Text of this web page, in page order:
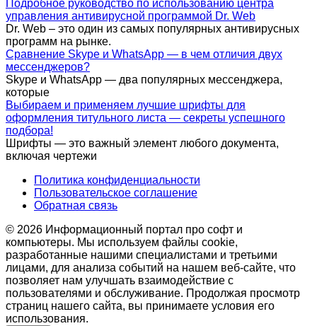
Подробное руководство по использованию центра
управления антивирусной программой Dr. Web
Dr. Web – это один из самых популярных антивирусных
программ на рынке.
Сравнение Skype и WhatsApp — в чем отличия двух
мессенджеров?
Skype и WhatsApp — два популярных мессенджера,
которые
Выбираем и применяем лучшие шрифты для
оформления титульного листа — секреты успешного
подбора!
Шрифты — это важный элемент любого документа,
включая чертежи
Политика конфиденциальности
Пользовательское соглашение
Обратная связь
© 2026 Информационный портал про софт и
компьютеры. Мы используем файлы cookie,
разработанные нашими специалистами и третьими
лицами, для анализа событий на нашем веб-сайте, что
позволяет нам улучшать взаимодействие с
пользователями и обслуживание. Продолжая просмотр
страниц нашего сайта, вы принимаете условия его
использования.